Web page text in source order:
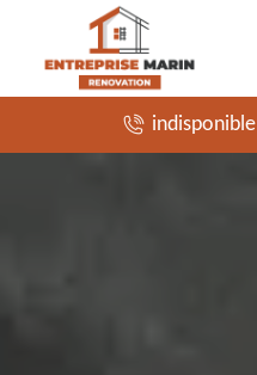
indisponible